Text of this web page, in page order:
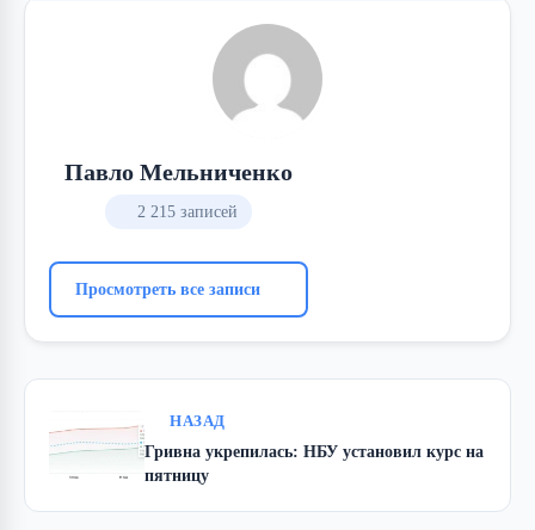
Павло Мельниченко
2 215 записей
Просмотреть все записи
НАЗАД
Гривна укрепилась: НБУ установил курс на
пятницу